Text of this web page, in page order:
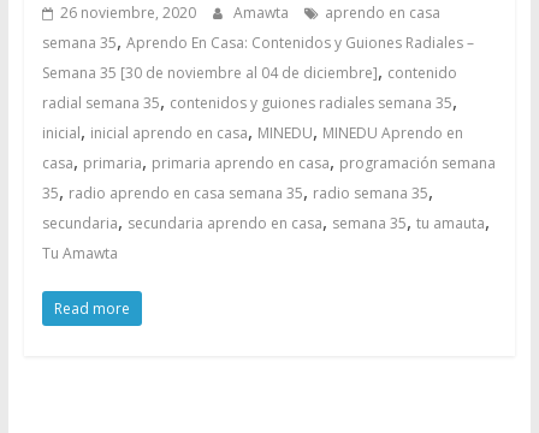
26 noviembre, 2020 Amawta
aprendo en casa
semana 35, Aprendo En Casa: Contenidos y Guiones Radiales –
Semana 35 [30 de noviembre al 04 de diciembre], contenido
radial semana 35, contenidos y guiones radiales semana 35,
inicial, inicial aprendo en casa, MINEDU, MINEDU Aprendo en
casa, primaria, primaria aprendo en casa, programación semana
35, radio aprendo en casa semana 35, radio semana 35,
secundaria, secundaria aprendo en casa, semana 35, tu amauta,
Tu Amawta
Read more